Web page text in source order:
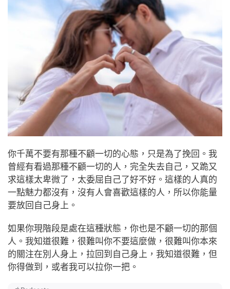
你千萬不要有那種不顧一切的心態，只是為了挽回。我
曾經有看過那種不顧一切的人，完全失去自己，又跪又
求這樣太卑微了，太委屈自己了好不好。這樣的人真的
一點魅力都沒有，沒有人會喜歡這樣的人，所以你能量
要放回自己身上。
如果你現階段是處在這種狀態，你也是不顧一切的那個
人。我知道很難，很難叫你不要這麼做，很難叫你本來
的關注在別人身上，拉回到自己身上，我知道很難，但
你得做到，或者我可以拉你一把。